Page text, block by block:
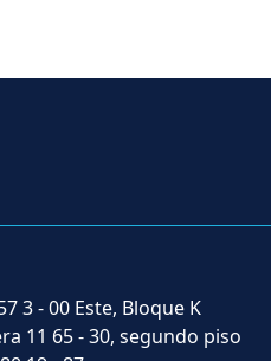
3 - 00 Este, Bloque K
11 65 - 30, segundo piso